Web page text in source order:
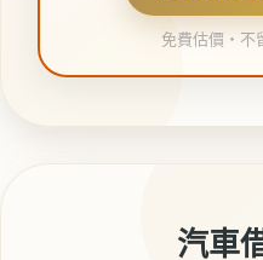
免費估價・不
汽車